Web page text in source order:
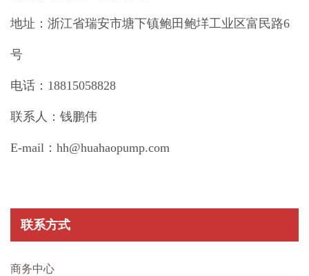
地址：浙江省瑞安市塘下镇鲍田鲍垟工业区富民路6
号
电话：18815058828
联系人：钱鹏伟
E-mail：hh@huahaopump.com
联系方式
商务中心